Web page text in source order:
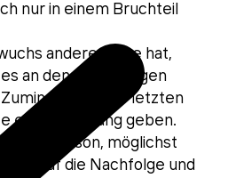
nur in einem Bruchteil
andere Pläne hat,
an den notwendigen
für die letzten
es eine Lösung geben.
möglichst
auf die Nachfolge und